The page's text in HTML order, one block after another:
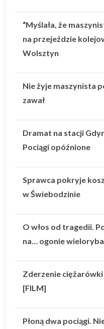
“Myślała, że
na przejeździe
Wolsztyn
Nie żyje maszynista
zawał
Dramat na stacji
Pociągi opóźnione
Sprawca pokryje
w Świebodzinie
O włos od tragedii.
na… ogonie wieloryba
Zderzenie
[FILM]
Płoną dwa pociągi.